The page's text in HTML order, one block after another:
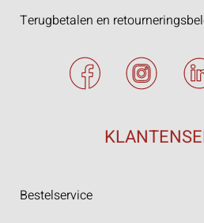
Terugbetalen en
Bestelservice